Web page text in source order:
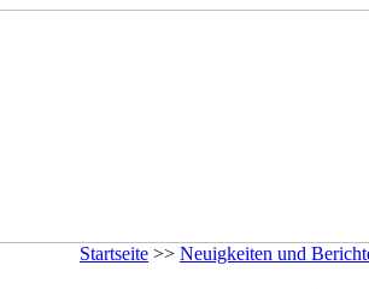
Startseite >> Neuigkeiten und